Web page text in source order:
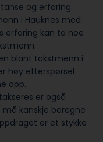
og erfaring
i Hauknes med
erfaring kan ta noe
blant takstmenn i
høy etterspørsel
opp.
er også
kanskje beregne
er et stykke